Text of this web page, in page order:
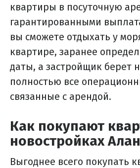
квартиры в посуточную
гарантированными
вы сможете отдыхать у
квартире, заранее
даты, а застройщик берет
полностью все
связанные с арендой.
Как покупают
новостройках
Выгоднее всего покупать